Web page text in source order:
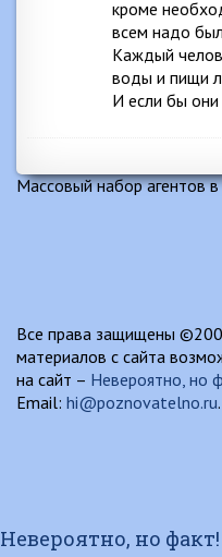
кроме
всем надо
Каждый
воды и пищи
И если бы
Массовый набор агентов
Все права защищены
материалов с сайта
на сайт – Невероятно, но
Email: hi@poznovatelno.ru.
Невероятно, но факт!